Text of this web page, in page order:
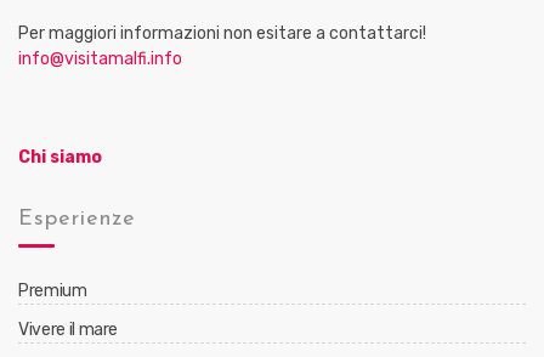
Per maggiori informazioni non esitare a contattarci!
info@visitamalfi.info
Chi siamo
Esperienze
Premium
Vivere il mare